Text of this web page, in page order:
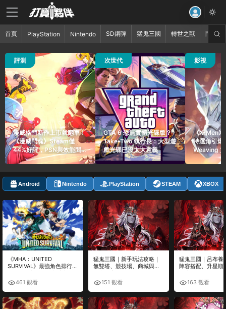
評測
漫威格鬥新作上市就翻車！
《漫威鬥魂》Steam僅
44%好評，PSN與效能問
題遭玩家砲轟
51 觀看 次世代
GTA 6 恐無實體光碟版？
Take-Two 執行長：大型遊
戲光碟已沒太大意義
22 觀看 影視
《X-Men》
特選角引爆
Weaving
家
56 觀看
Android Nintendo PlayStation STEAM XBOX
《MHA：UNITED
SURVIVAL》最強角色排行｜
薦 461 觀看
猛鬼三國｜新手玩法攻略｜
無雙塔、競技場、商城與每
151 觀看
猛鬼三國｜呂布養
陣容搭配、升星順
163 觀看
首頁 PlayStation Nintendo SD鋼彈 猛鬼三國 轉世之獸 鬥破蒼